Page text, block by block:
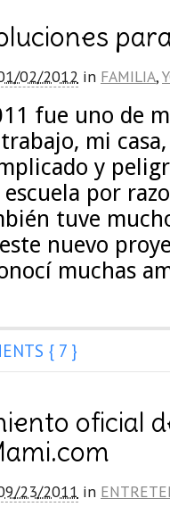
02/2012 in FAMILIA,
fue uno de
mi
y
por
tuve
nuevo
muchas
{ 7 }
oficial
23/2011 in